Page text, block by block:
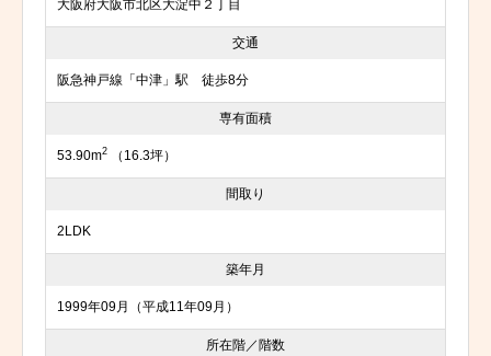
大阪府大阪市北区大淀中２丁目
交通
阪急神戸線「中津」駅 徒歩8分
専有面積
53.90m2 （16.3坪）
間取り
2LDK
築年月
1999年09月（平成11年09月）
所在階／階数